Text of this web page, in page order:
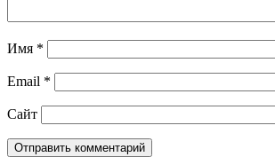
Имя *
Email *
Сайт